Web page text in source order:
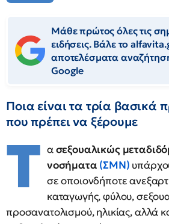
Μάθε πρώτος όλες τις
ειδήσεις. Βάλε το
αποτελέσματα
Google
Ποια είναι τα τρία βασικά
που πρέπει να ξέρουμε
Τ ασεξουαλικώς
νοσήματα (ΣΜΝ)
σε οποιονδήποτε
καταγωγής, φύλου,
προσανατολισμού, ηλικίας, αλλά